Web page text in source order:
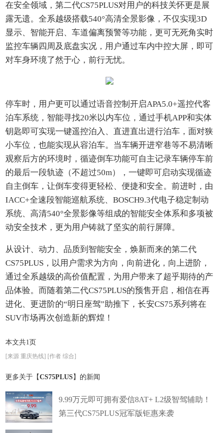
在安全领域，第二代CS75PLUS对用户的科技关怀更是展
露无遗。全系越级搭载540°高清全景影像，不仅实现3D
显示、智能开启、车道偏离预警等功能，更可无死角实时
监控车辆四周及底盘实况，用户通过车内中控大屏，即可
对车身环境了然于心，前行无忧。
停车时，用户更可以通过语音控制开启APA5.0+遥控代客
泊车系统，智能寻找20米以内车位，通过手机APP和实体
钥匙即可实现一键遥控泊入、直进直出进行泊车，面对狭
小车位，也能实现从容泊车。当车辆开进窄巷等不易清晰
观察后方的环境时，循迹倒车功能可自主记录车辆停车前
的最后一段轨迹（不超过50m），一键即可启动实现循迹
自主倒车，让倒车变得更轻松、便捷和安全。前进时，由
IACC+全速段智能巡航系统、BOSCH9.3代电子稳定制动
系统、高清540°全景影像等组成的智能安全体系和多项被
动安全技术，更为用户铸就了坚实的前行屏障。
从设计、动力、品质到智能安全，焕新而来的第二代
CS75PLUS，以用户需求为方向，向前进化，向上进阶，
通过全系越级的高价值配置，为用户带来了超乎期待的产
品体验。而随着第二代CS75PLUS的预售开启，相信在再
进化、更进阶的“明日座驾”助推下，长安CS75系列将在
SUV市场再次创造新的辉煌！
本文共1页
[来源 重庆热线] [作者 综合]
更多关于【CS75PLUS】的新闻
9.99万元即可拥有爱信8AT+ L2级智驾辅助！
第三代CS75PLUS冠军版钜惠来袭